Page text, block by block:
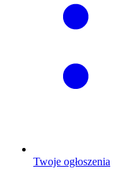
Twoje ogłoszenia